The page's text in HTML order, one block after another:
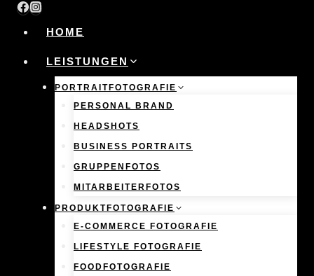
Skip
HOME
LEISTUNGEN
PORTRAITFOTOGRAFIE
PERSONAL BRAND
HEADSHOTS
BUSINESS PORTRAITS
GRUPPENFOTOS
MITARBEITERFOTOS
PRODUKTFOTOGRAFIE
E-COMMERCE FOTOGRAFIE
LIFESTYLE FOTOGRAFIE
FOODFOTOGRAFIE